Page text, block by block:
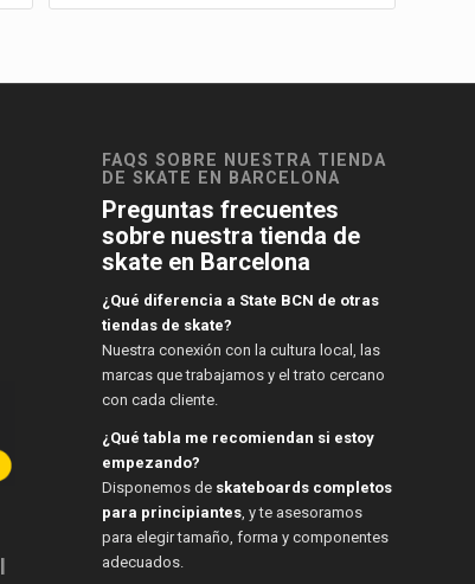
FAQS SOBRE NUESTRA TIENDA
DE SKATE EN BARCELONA
Preguntas frecuentes
sobre nuestra tienda de
skate en Barcelona
¿Qué diferencia a State BCN de otras
tiendas de skate?
Nuestra conexión con la cultura local, las
marcas que trabajamos y el trato cercano
con cada cliente.
¿Qué tabla me recomiendan si estoy
empezando?
Disponemos de skateboards completos
para principiantes, y te asesoramos
para elegir tamaño, forma y componentes
adecuados.